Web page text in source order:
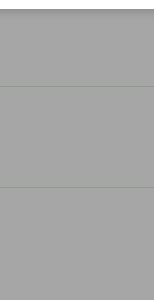
的水平参考。